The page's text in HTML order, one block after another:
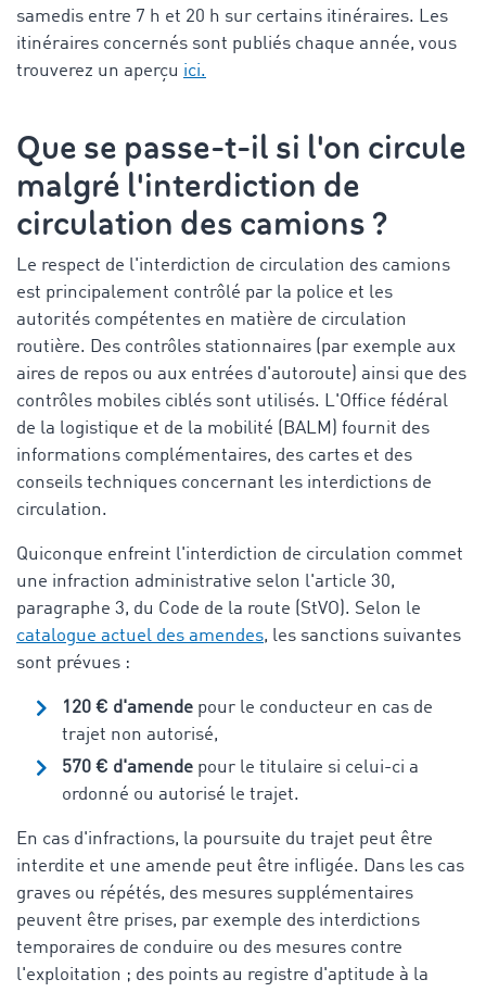
samedis entre 7 h et 20 h sur certains itinéraires. Les
itinéraires concernés sont publiés chaque année, vous
trouverez un aperçu ici.
Que se passe-t-il si l'on circule
malgré l'interdiction de
circulation des camions ?
Le respect de l'interdiction de circulation des camions
est principalement contrôlé par la police et les
autorités compétentes en matière de circulation
routière. Des contrôles stationnaires (par exemple aux
aires de repos ou aux entrées d'autoroute) ainsi que des
contrôles mobiles ciblés sont utilisés. L'Office fédéral
de la logistique et de la mobilité (BALM) fournit des
informations complémentaires, des cartes et des
conseils techniques concernant les interdictions de
circulation.
Quiconque enfreint l'interdiction de circulation commet
une infraction administrative selon l'article 30,
paragraphe 3, du Code de la route (StVO). Selon le
catalogue actuel des amendes, les sanctions suivantes
sont prévues :
120 € d'amende pour le conducteur en cas de
trajet non autorisé,
570 € d'amende pour le titulaire si celui-ci a
ordonné ou autorisé le trajet.
En cas d'infractions, la poursuite du trajet peut être
interdite et une amende peut être infligée. Dans les cas
graves ou répétés, des mesures supplémentaires
peuvent être prises, par exemple des interdictions
temporaires de conduire ou des mesures contre
l'exploitation ; des points au registre d'aptitude à la